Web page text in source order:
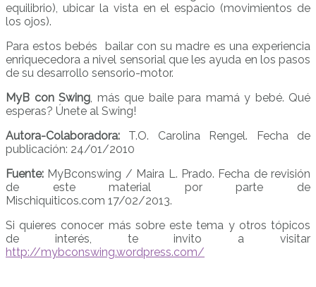
equilibrio), ubicar la vista en el espacio (movimientos de
los ojos).
Para estos bebés bailar con su madre es una experiencia
enriquecedora a nivel sensorial que les ayuda en los pasos
de su desarrollo sensorio-motor.
MyB con Swing, más que baile para mamá y bebé. Qué
esperas? Únete al Swing!
Autora-Colaboradora: T.O. Carolina Rengel. Fecha de
publicación: 24/01/2010
Fuente: MyBconswing / Maira L. Prado. Fecha de revisión
de este material por parte de
Mischiquiticos.com 17/02/2013.
Si quieres conocer más sobre este tema y otros tópicos
de interés, te invito a visitar
http://mybconswing.wordpress.com/